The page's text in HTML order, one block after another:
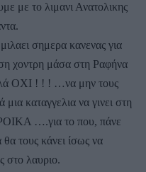
με το λιμανι Ανατολικης
σημερα κανενας για
χοντρη μάσα στη Ραφήνα
ΟΧΙ ! ! ! …να μην τους
μια καταγγελια να γινει στη
….για το που, πάνε
τους κάνει ίσως να
στο λαυριο.